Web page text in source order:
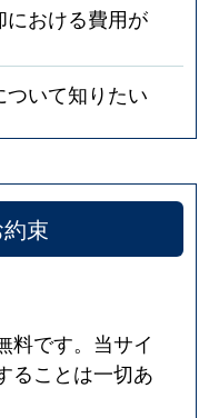
おける費用が
いて知りたい
束
料です。当サイ
ることは一切あ